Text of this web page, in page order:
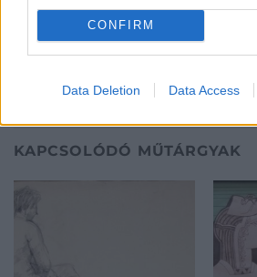
CONFIRM
Data Deletion Data Access
KAPCSOLÓDÓ MŰTÁRGYAK